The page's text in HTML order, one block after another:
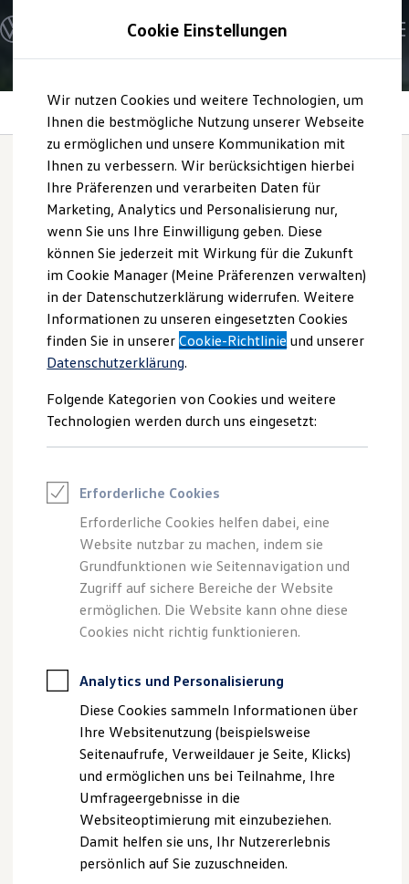
Hauptinhalt
springen
Footer
springen
Modelle und Konfigurator
Konfigurator
Modelle vergleichen
Elektroautos
ENERGY Sondermodelle
Nutzfahrzeuge
SUV und CUV
Familienautos
Kombis
Kompaktwagen
Sportwagen
Schnell verfügbare Fahrzeuge
Angebote und Produkte
Aktuelle Angebote
E-Auto-Förderung
Volkswagen Marktplatz
Die ENERGY Sondermodelle
Junge Gebrauchtwagen und Gebrauchtwagen
Volkswagen Zertifizierte Gebrauchtwagen
Elektromobilität bei Gebrauchtwagen
Saisonangebote
Reifenpakete
Leasing
Leasing-Angebote
Elektroauto Leasing
Kleinwagen-Leasing
Leasing ohne Anzahlung
Finanzierung
Autokredit mit Schlussrate
Versicherungen und Garantien
Kfz-Versicherung
Restschuldversicherungen
Garantien
Professional Class bei Volkswagen
Behörden
Direktkunden
Sonderfahrzeuge
Anpfiff zum Gewinn
Elektromobilität
Elektroautos
ID. Tutorials
Elektrofahrzeugkonzepte
ID. EVERY1
Reichweite
Zuhause laden
Zuhause laden
Verbleibende Zeit, --:--
Nutzungsbedingungen
Datenschutzerklärungen
Cookie-Richtlinie
Lizenzhinweise Dritter
Angaben zum Digital Services Act (DSA)
EU Data Act
Produktsicherheitsinformationen
Vertrag Widerrufen
Disclaimer von Volkswagen AG
Bildliche Darstellungen können je nach Software-Version vom
Auslieferungszustand abweichen und Sonderausstattungen
Die in dieser Darstellung gezeigten Fahrzeuge und
Ausstattungen können in einzelnen Details vom aktuellen
deutschen Lieferprogramm abweichen. Abgebildet sind
teilweise Sonderausstattungen der Fahrzeuge gegen
Mehrpreis.
Cookie Einstellungen
Wir nutzen Cookies und weitere Technologien, um
Ihnen die bestmögliche Nutzung unserer Webseite
zu ermöglichen und unsere Kommunikation mit
Ihnen zu verbessern. Wir berücksichtigen hierbei
Ihre Präferenzen und verarbeiten Daten für
Marketing, Analytics und Personalisierung nur,
wenn Sie uns Ihre Einwilligung geben. Diese
können Sie jederzeit mit Wirkung für die Zukunft
im Cookie Manager (Meine Präferenzen verwalten)
in der Datenschutzerklärung widerrufen. Weitere
Informationen zu unseren eingesetzten Cookies
finden Sie in unsererCookie-Richtlinie und unserer
Datenschutzerklärung.
Folgende Kategorien von Cookies und weitere
Technologien werden durch uns eingesetzt:
Erforderliche Cookies
Erforderliche Cookies helfen dabei, eine
Website nutzbar zu machen, indem sie
Grundfunktionen wie Seitennavigation und
Zugriff auf sichere Bereiche der Website
ermöglichen. Die Website kann ohne diese
Cookies nicht richtig funktionieren.
Analytics und Personalisierung
Diese Cookies sammeln Informationen über
Ihre Websitenutzung (beispielsweise
Seitenaufrufe, Verweildauer je Seite, Klicks)
und ermöglichen uns bei Teilnahme, Ihre
Umfrageergebnisse in die
Websiteoptimierung mit einzubeziehen.
Damit helfen sie uns, Ihr Nutzererlebnis
persönlich auf Sie zuzuschneiden.